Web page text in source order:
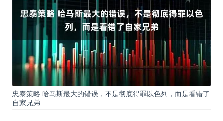
忠泰策略 哈马斯最大的错误，不是彻底得罪以色列，而是看错了
自家兄弟